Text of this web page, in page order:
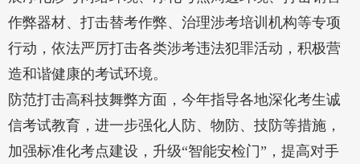
作弊器材、打击替考作弊、治理涉考培训机构等专项
行动，依法严厉打击各类涉考违法犯罪活动，积极营
造和谐健康的考试环境。
防范打击高科技舞弊方面，今年指导各地深化考生诚
信考试教育，进一步强化人防、物防、技防等措施，
加强标准化考点建设，升级“智能安检门”，提高对手